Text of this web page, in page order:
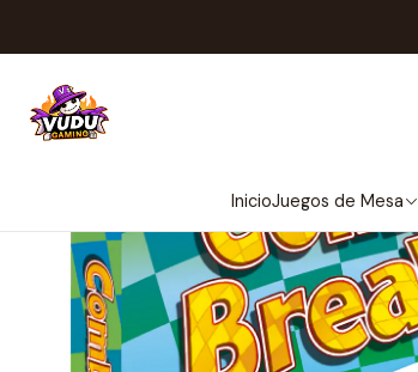
InicioJuegos de Mesa